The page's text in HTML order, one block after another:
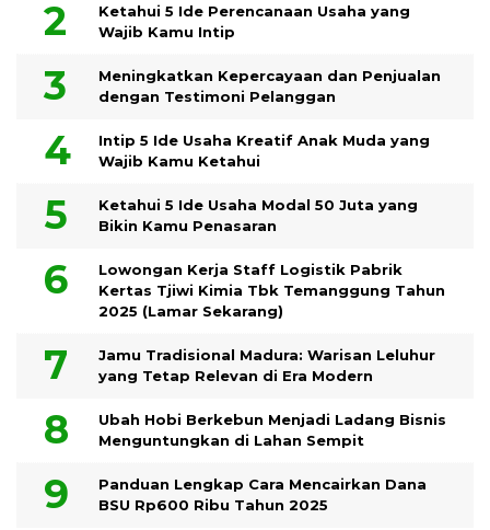
Ketahui 5 Ide Perencanaan Usaha yang
Wajib Kamu Intip
Meningkatkan Kepercayaan dan Penjualan
dengan Testimoni Pelanggan
Intip 5 Ide Usaha Kreatif Anak Muda yang
Wajib Kamu Ketahui
Ketahui 5 Ide Usaha Modal 50 Juta yang
Bikin Kamu Penasaran
Lowongan Kerja Staff Logistik Pabrik
Kertas Tjiwi Kimia Tbk Temanggung Tahun
2025 (Lamar Sekarang)
Jamu Tradisional Madura: Warisan Leluhur
yang Tetap Relevan di Era Modern
Ubah Hobi Berkebun Menjadi Ladang Bisnis
Menguntungkan di Lahan Sempit
Panduan Lengkap Cara Mencairkan Dana
BSU Rp600 Ribu Tahun 2025